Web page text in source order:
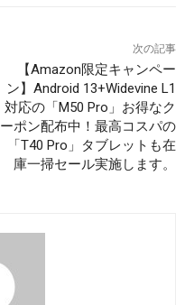
次の記事
【Amazon限定キャンペー
ン】Android 13+Widevine L1
対応の「M50 Pro」お得なク
ーポン配布中！最高コスパの
「T40 Pro」タブレットも在
庫一掃セール実施します。